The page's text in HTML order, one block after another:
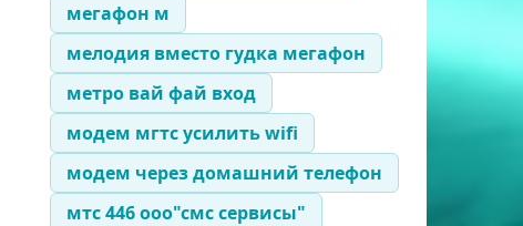
мегафон м
мелодия вместо гудка мегафон
метро вай фай вход
модем мгтс усилить wifi
модем через домашний телефон
мтс 446 ооо"смс сервисы"